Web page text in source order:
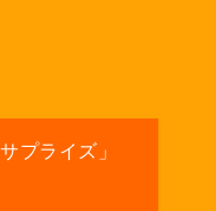
プライズ」